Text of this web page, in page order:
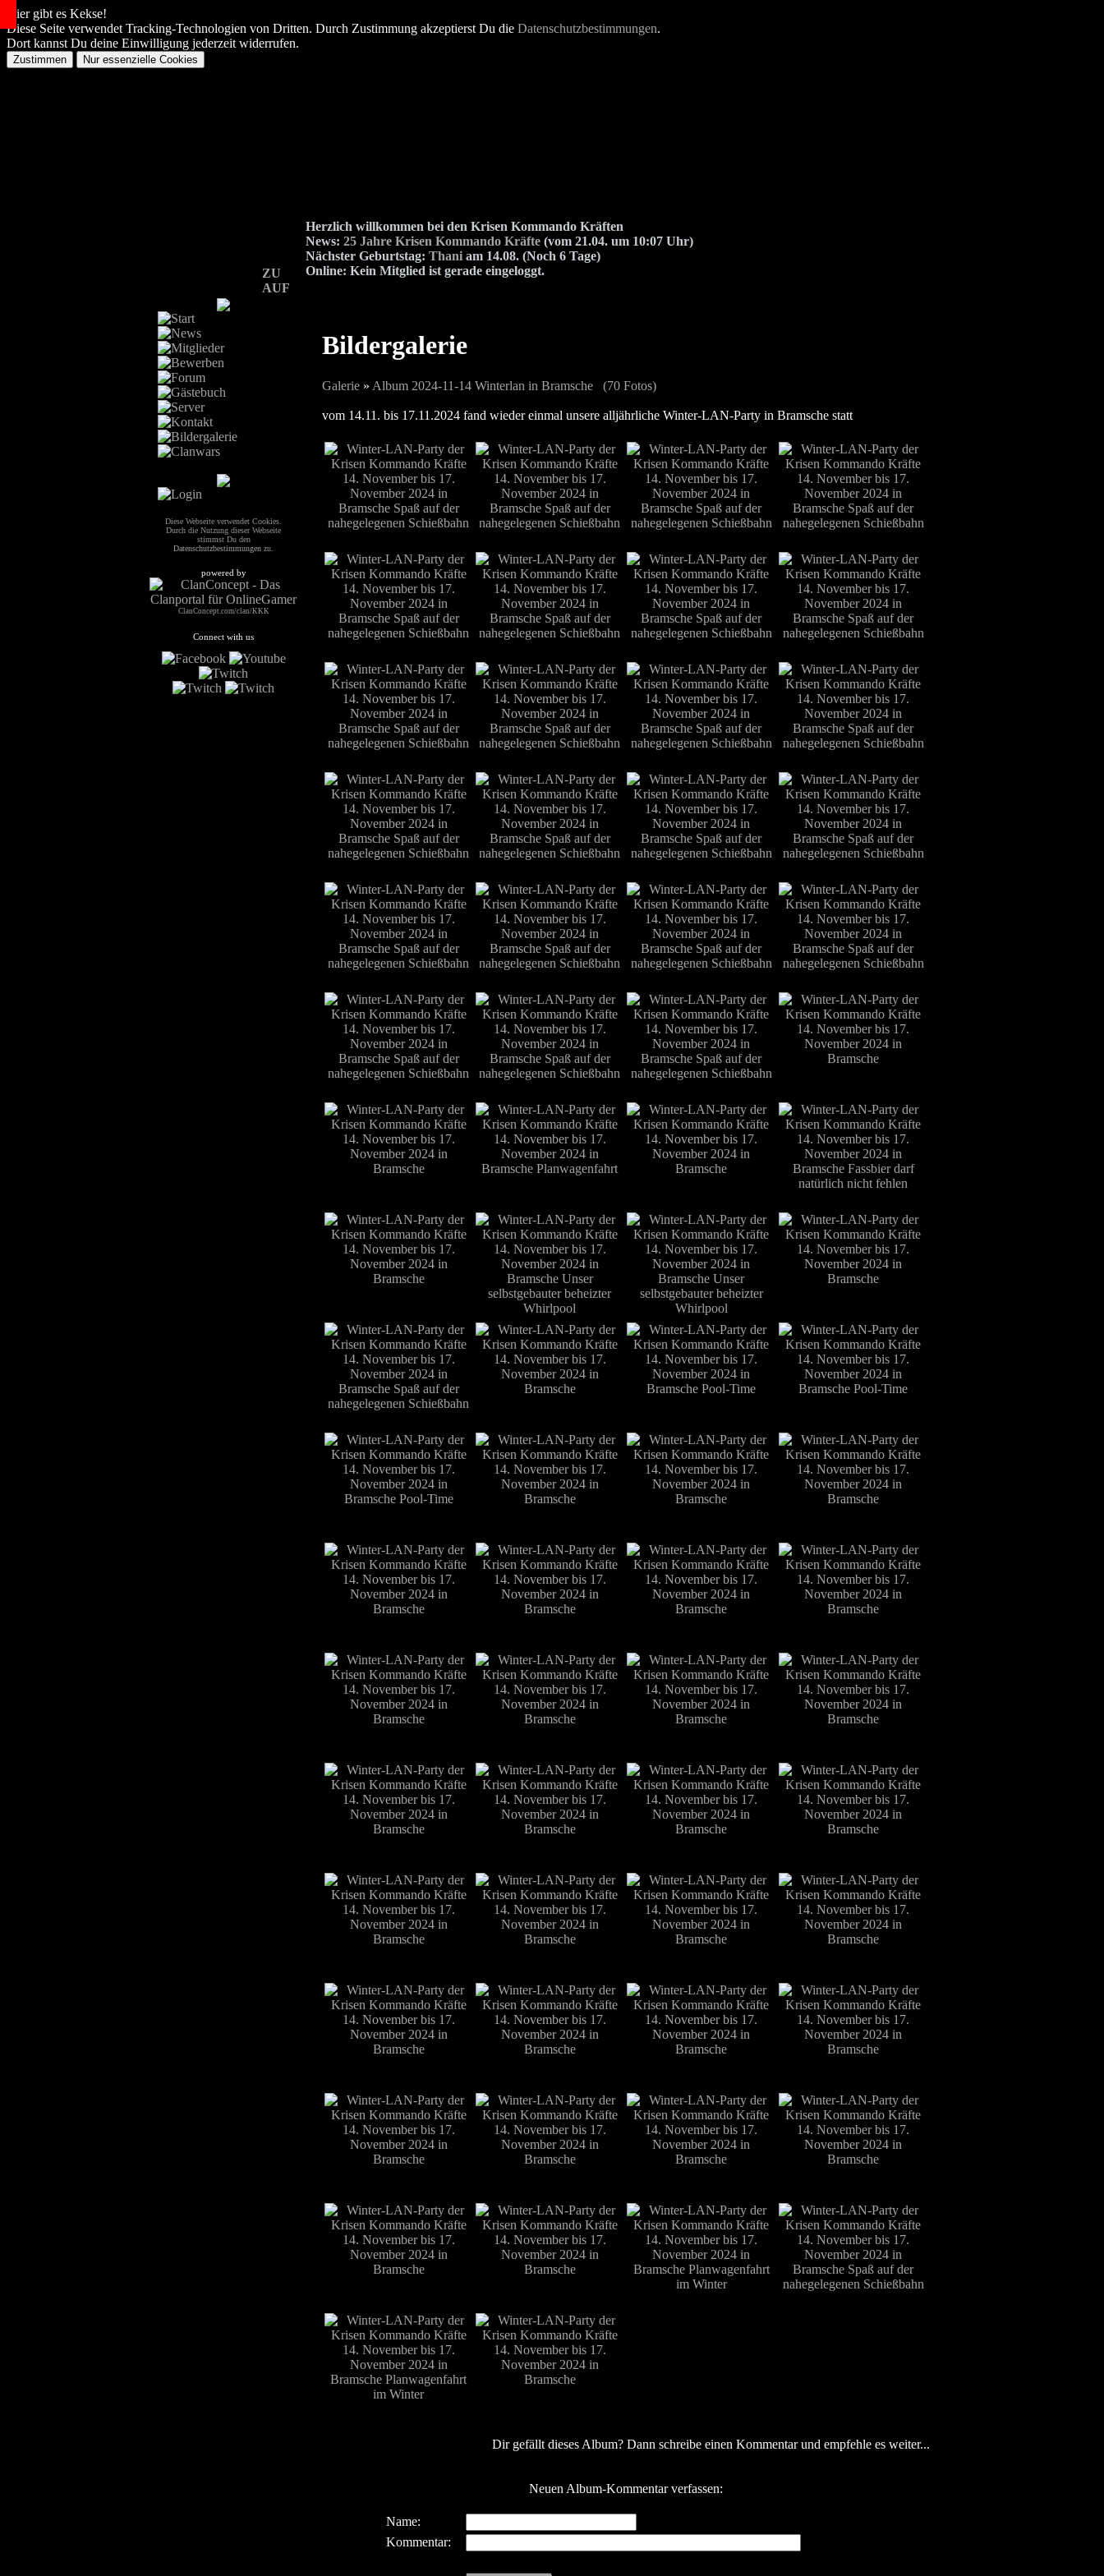
Hier gibt es Kekse!
Diese Seite verwendet Tracking-Technologien von Dritten. Durch Zustimmung akzeptierst Du die Datenschutzbestimmungen.
Dort kannst Du deine Einwilligung jederzeit widerrufen.
ZU
AUF
Herzlich willkommen bei den Krisen Kommando Kräften
News: 25 Jahre Krisen Kommando Kräfte (vom 21.04. um 10:07 Uhr)
Nächster Geburtstag: Thani am 14.08. (Noch 6 Tage)
Online: Kein Mitglied ist gerade eingeloggt.
Diese Webseite verwendet Cookies.
Durch die Nutzung dieser Webseite
stimmst Du den
Datenschutzbestimmungen zu.
powered by
ClanConcept.com/clan/KKK
Connect with us
Bildergalerie
Galerie » Album 2024-11-14 Winterlan in Bramsche (70 Fotos)
vom 14.11. bis 17.11.2024 fand wieder einmal unsere alljährliche Winter-LAN-Party in Bramsche statt
Dir gefällt dieses Album? Dann schreibe einen Kommentar und empfehle es weiter...
Neuen Album-Kommentar verfassen:
Name:
Kommentar: